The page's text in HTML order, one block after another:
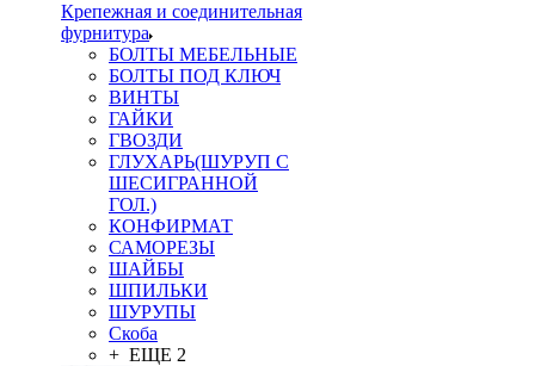
Крепежная и соединительная
фурнитура
БОЛТЫ МЕБЕЛЬНЫЕ
БОЛТЫ ПОД КЛЮЧ
ВИНТЫ
ГАЙКИ
ГВОЗДИ
ГЛУХАРЬ(ШУРУП С
ШЕСИГРАННОЙ
ГОЛ.)
КОНФИРМАТ
САМОРЕЗЫ
ШАЙБЫ
ШПИЛЬКИ
ШУРУПЫ
Скоба
+ ЕЩЕ 2